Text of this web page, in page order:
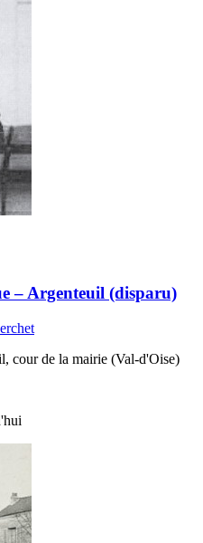
– Argenteuil (disparu)
cour de la mairie (Val-d'Oise)